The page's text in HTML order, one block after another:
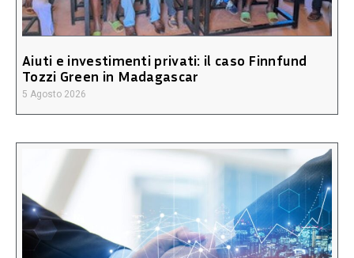
Aiuti e investimenti privati: il caso Finnfund
Tozzi Green in Madagascar
5 Agosto 2026